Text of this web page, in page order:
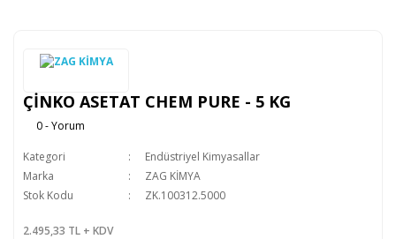
ÇİNKO ASETAT CHEM PURE - 5 KG
0 - Yorum
Kategori
Endüstriyel Kimyasallar
Marka
ZAG KİMYA
Stok Kodu
ZK.100312.5000
2.495,33 TL + KDV